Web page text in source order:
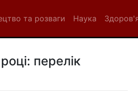
та розваги Наука
перелік